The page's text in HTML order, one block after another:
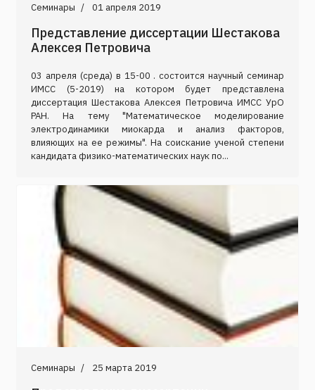
Семинары 01 апреля 2019
Представление диссертации Шестакова
Алексея Петровича
03 апреля (среда) в 15-00 . состоится научный семинар
ИМСС (5-2019) на котором будет представлена
диссертация Шестакова Алексея Петровича ИМСС УрО
РАН. На тему "Математическое моделирование
электродинамики миокарда и анализ факторов,
влияющих на ее режимы". На соискание ученой степени
кандидата физико-математических наук по...
Семинары 25 марта 2019